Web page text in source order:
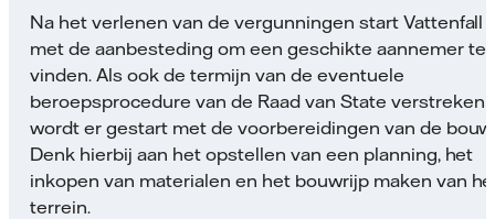
Na het verlenen van de vergunningen start Vattenfall
met de aanbesteding om een geschikte aannemer te
vinden. Als ook de termijn van de eventuele
beroepsprocedure van de Raad van State verstreken
wordt er gestart met de voorbereidingen van de bouw.
Denk hierbij aan het opstellen van een planning, het
inkopen van materialen en het bouwrijp maken van
terrein.